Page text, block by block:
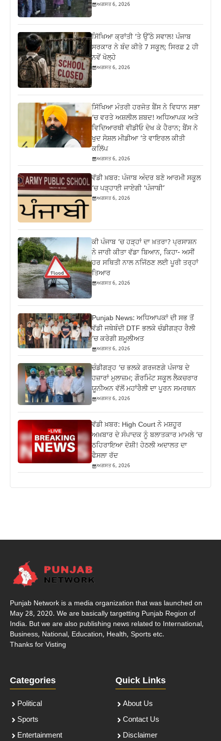
ਅਗਸਤ 6, 2026
ਸਿੱਖਿਆ ਕ੍ਰਾਂਤੀ ‘ਤੇ ਉੱਠੇ ਸਵਾਲ! ਪੰਜਾਬ
ਸਰਕਾਰ ਨੇ ਬੰਦ ਕੀਤੇ 7 ਸਕੂਲ; ਸਿਰਫ਼ 2 ਹੀ
ਨਵੇਂ ਖੋਲ੍ਹੇ
ਅਗਸਤ 6, 2026
ਸਿੱਖਿਆ ਮੰਤਰੀ ਹਰਜੋਤ ਬੈਂਸ ਨੇ ਵਿਧਾਨ ਸਭਾ
‘ਚ ਵਰਤੇ ਅਸ਼ਲੀਲ ਸ਼ਬਦ! ਅਧਿਆਪਕ ਅਤੇ
ਵਿਦਿਆਰਥੀ ਵੀਡੀਓ ਦੇਖ ਕੇ ਹੈਰਾਨ; ਬੈਂਸ ਨੇ
ਖੁਦ ਸੋਸ਼ਲ ਮੀਡੀਆ ‘ਤੇ ਵਾਇਰਲ ਕੀਤੀ
ਕਲਿੱਪ
ਅਗਸਤ 6, 2026
ਵੱਡੀ ਖ਼ਬਰ: ਪੰਜਾਬ ਅੰਦਰ ਬਣੇ ਆਰਮੀ ਸਕੂਲ
‘ਚ ਪੜ੍ਹਾਈ ਜਾਏਗੀ ‘ਪੰਜਾਬੀ’
ਅਗਸਤ 6, 2026
ਕੀ ਪੰਜਾਬ ‘ਚ ਹੜ੍ਹਾਂ ਦਾ ਖ਼ਤਰਾ? ਪ੍ਰਸਾਸ਼ਨ
ਨੇ ਜਾਰੀ ਕੀਤਾ ਵੱਡਾ ਬਿਆਨ, ਕਿਹਾ- ਅਸੀਂ
ਹਰ ਸਥਿਤੀ ਨਾਲ ਨਜਿੱਠਣ ਲਈ ਪੂਰੀ ਤਰ੍ਹਾਂ
ਤਿਆਰ
ਅਗਸਤ 6, 2026
Punjab News: ਅਧਿਆਪਕਾਂ ਦੀ ਸਭ ਤੋਂ
ਵੱਡੀ ਜਥੇਬੰਦੀ DTF ਭਲਕੇ ਚੰਡੀਗੜ੍ਹ ਰੈਲੀ
‘ਚ ਕਰੇਗੀ ਸ਼ਮੂਲੀਅਤ
ਅਗਸਤ 6, 2026
ਚੰਡੀਗੜ੍ਹ ‘ਚ ਭਲਕੇ ਗਰਜਣਗੇ ਪੰਜਾਬ ਦੇ
ਹਜ਼ਾਰਾਂ ਮੁਲਾਜ਼ਮ; ਗੌਰਮਿੰਟ ਸਕੂਲ ਲੈਕਚਰਾਰ
ਯੂਨੀਅਨ ਵੱਲੋਂ ਮਹਾਂਰੈਲੀ ਦਾ ਪੂਰਨ ਸਮਰਥਨ
ਅਗਸਤ 6, 2026
ਵੱਡੀ ਖ਼ਬਰ: High Court ਨੇ ਮਸ਼ਹੂਰ
ਅਖ਼ਬਾਰ ਦੇ ਸੰਪਾਦਕ ਨੂੰ ਬਲਾਤਕਾਰ ਮਾਮਲੇ ‘ਚ
ਠਹਿਰਾਇਆ ਦੋਸ਼ੀ! ਹੇਠਲੀ ਅਦਾਲਤ ਦਾ
ਫੈਸਲਾ ਰੱਦ
ਅਗਸਤ 6, 2026
Punjab Network is a media organization that was launched on
May 28, 2020. We are basically targetting Punjab Region of
India. But we are also publishing news related to International,
Business, National, Education, Health, Sports etc.
Thanks for Visting
Categories
Political
Sports
Entertainment
Quick Links
About Us
Contact Us
Disclaimer